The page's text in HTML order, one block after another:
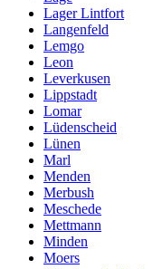
Lager Lintfort
Langenfeld
Lemgo
Leon
Leverkusen
Lippstadt
Lomar
Lüdenscheid
Lünen
Marl
Menden
Merbush
Meschede
Mettmann
Minden
Moers